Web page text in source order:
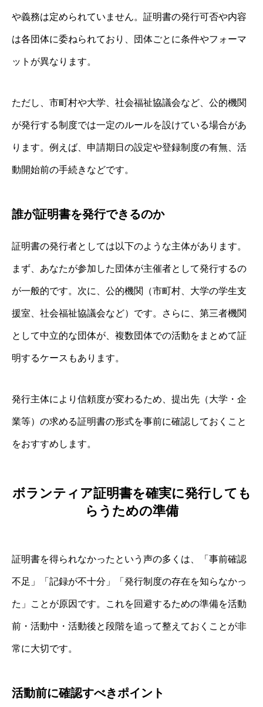
や義務は定められていません。証明書の発行可否や内容
は各団体に委ねられており、団体ごとに条件やフォーマ
ットが異なります。
ただし、市町村や大学、社会福祉協議会など、公的機関
が発行する制度では一定のルールを設けている場合があ
ります。例えば、申請期日の設定や登録制度の有無、活
動開始前の手続きなどです。
誰が証明書を発行できるのか
証明書の発行者としては以下のような主体があります。
まず、あなたが参加した団体が主催者として発行するの
が一般的です。次に、公的機関（市町村、大学の学生支
援室、社会福祉協議会など）です。さらに、第三者機関
として中立的な団体が、複数団体での活動をまとめて証
明するケースもあります。
発行主体により信頼度が変わるため、提出先（大学・企
業等）の求める証明書の形式を事前に確認しておくこと
をおすすめします。
ボランティア証明書を確実に発行しても
らうための準備
証明書を得られなかったという声の多くは、「事前確認
不足」「記録が不十分」「発行制度の存在を知らなかっ
た」ことが原因です。これを回避するための準備を活動
前・活動中・活動後と段階を追って整えておくことが非
常に大切です。
活動前に確認すべきポイント